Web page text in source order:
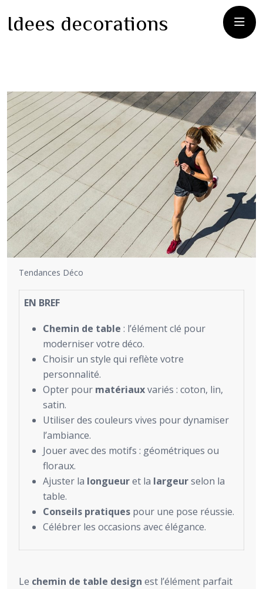
Idees decorations
Tendances Déco
EN BREF
Chemin de table : l’élément clé pour
moderniser votre déco.
Choisir un style qui reflète votre
personnalité.
Opter pour matériauxvariés : coton, lin,
satin.
Utiliser des couleurs vives pour dynamiser
l’ambiance.
Jouer avec des motifs : géométriques ou
floraux.
Ajuster la longueuret la largeurselon la
table.
Conseils pratiques pour une pose réussie.
Célébrer les occasions avec élégance.
Le chemin de table design est l’élément parfait